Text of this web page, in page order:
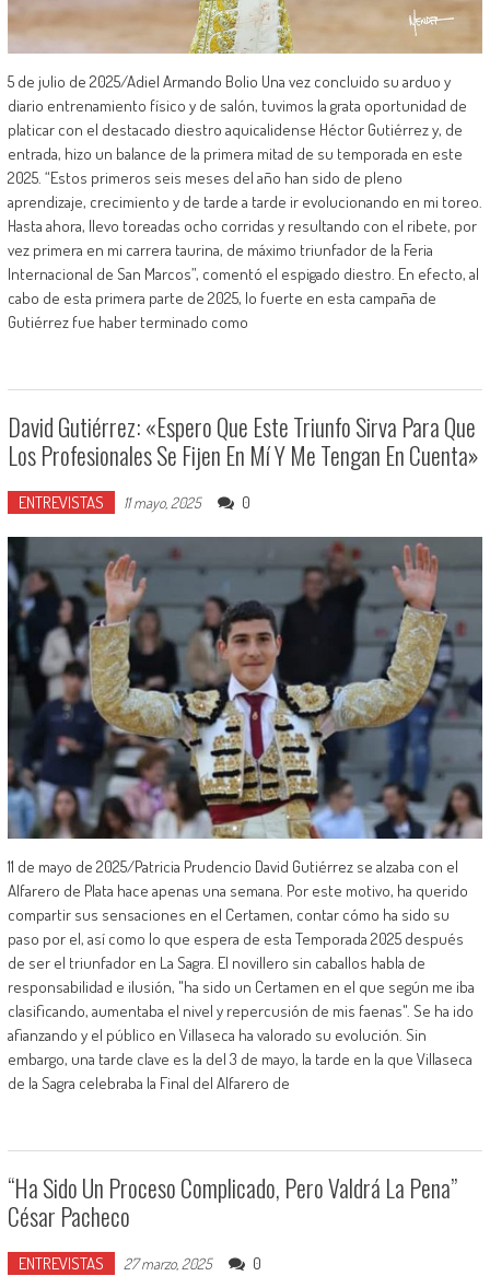
5 de julio de 2025/Adiel Armando Bolio Una vez concluido su arduo y
diario entrenamiento físico y de salón, tuvimos la grata oportunidad de
platicar con el destacado diestro aquicalidense Héctor Gutiérrez y, de
entrada, hizo un balance de la primera mitad de su temporada en este
2025. “Estos primeros seis meses del año han sido de pleno
aprendizaje, crecimiento y de tarde a tarde ir evolucionando en mi toreo.
Hasta ahora, llevo toreadas ocho corridas y resultando con el ribete, por
vez primera en mi carrera taurina, de máximo triunfador de la Feria
Internacional de San Marcos”, comentó el espigado diestro. En efecto, al
cabo de esta primera parte de 2025, lo fuerte en esta campaña de
Gutiérrez fue haber terminado como
David Gutiérrez: «Espero Que Este Triunfo Sirva Para Que
Los Profesionales Se Fijen En Mí Y Me Tengan En Cuenta»
ENTREVISTAS 11 mayo, 2025 0
11 de mayo de 2025/Patricia Prudencio David Gutiérrez se alzaba con el
Alfarero de Plata hace apenas una semana. Por este motivo, ha querido
compartir sus sensaciones en el Certamen, contar cómo ha sido su
paso por el, así como lo que espera de esta Temporada 2025 después
de ser el triunfador en La Sagra. El novillero sin caballos habla de
responsabilidad e ilusión, "ha sido un Certamen en el que según me iba
clasificando, aumentaba el nivel y repercusión de mis faenas". Se ha ido
afianzando y el público en Villaseca ha valorado su evolución. Sin
embargo, una tarde clave es la del 3 de mayo, la tarde en la que Villaseca
de la Sagra celebraba la Final del Alfarero de
“Ha Sido Un Proceso Complicado, Pero Valdrá La Pena”
César Pacheco
ENTREVISTAS 27 marzo, 2025 0